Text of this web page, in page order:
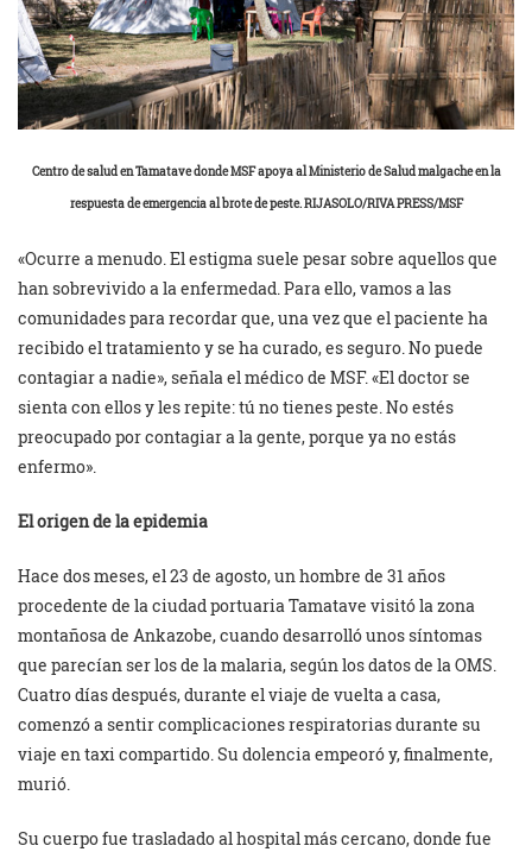
Centro de salud en Tamatave donde MSF apoya al Ministerio de Salud malgache en la
respuesta de emergencia al brote de peste. RIJASOLO/RIVA PRESS/MSF
«Ocurre a menudo. El estigma suele pesar sobre aquellos que
han sobrevivido a la enfermedad. Para ello, vamos a las
comunidades para recordar que, una vez que el paciente ha
recibido el tratamiento y se ha curado, es seguro. No puede
contagiar a nadie», señala el médico de MSF. «El doctor se
sienta con ellos y les repite: tú no tienes peste. No estés
preocupado por contagiar a la gente, porque ya no estás
enfermo».
El origen de la epidemia
Hace dos meses, el 23 de agosto, un hombre de 31 años
procedente de la ciudad portuaria Tamatave visitó la zona
montañosa de Ankazobe, cuando desarrolló unos síntomas
que parecían ser los de la malaria, según los datos de la OMS.
Cuatro días después, durante el viaje de vuelta a casa,
comenzó a sentir complicaciones respiratorias durante su
viaje en taxi compartido. Su dolencia empeoró y, finalmente,
murió.
Su cuerpo fue trasladado al hospital más cercano, donde fue